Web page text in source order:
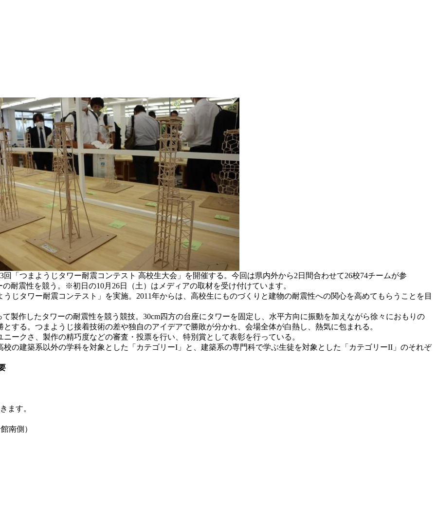
「つまようじタワー耐震コンテスト 高校生大会」を開催する。今回は県内外から2日間合わせて26校74チームが参
耐震性を競う。※初日の10月26日（土）はメディアの取材を受け付けています。
タワー耐震コンテスト」を実施。2011年からは、高校生にものづくりと建物の耐震性への関心を高めてもらうことを目
作したタワーの耐震性を競う競技。30cm四方の台座にタワーを固定し、水平方向に振動を加えながら徐々におもりの
する。つまようじ接着技術の差や独自のアイデアで勝敗が分かれ、会場全体が白熱し、熱気に包まれる。
クさ、製作の精巧度などの審査・投票を行い、特別賞として表彰を行っている。
の建築系以外の学科を対象とした「カテゴリーI」と、建築系の専門科で学ぶ生徒を対象とした「カテゴリーII」のそれぞ
ます。
南側）